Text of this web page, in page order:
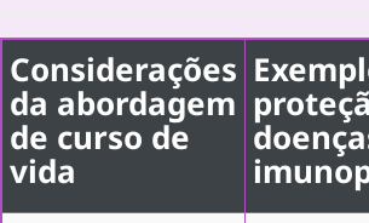
Considerações
da abordagem
de curso de
vida